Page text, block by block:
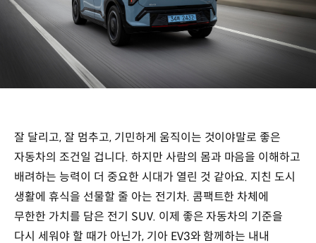
잘 달리고, 잘 멈추고, 기민하게 움직이는 것이야말로 좋은
자동차의 조건일 겁니다. 하지만 사람의 몸과 마음을 이해하고
배려하는 능력이 더 중요한 시대가 열린 것 같아요. 지친 도시
생활에 휴식을 선물할 줄 아는 전기차. 콤팩트한 차체에
무한한 가치를 담은 전기 SUV. 이제 좋은 자동차의 기준을
다시 세워야 할 때가 아닌가, 기아 EV3와 함께하는 내내